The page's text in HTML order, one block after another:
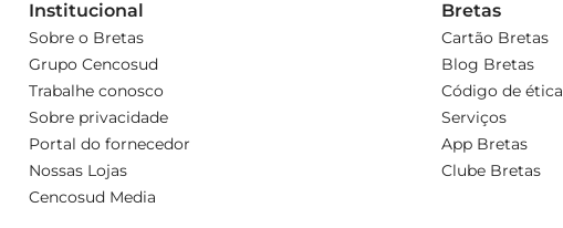
Institucional
Sobre o Bretas
Grupo Cencosud
Trabalhe conosco
Sobre privacidade
Portal do fornecedor
Nossas Lojas
Cencosud Media
Bretas
Cartão Bretas
Blog Bretas
Código de ética
Serviços
App Bretas
Clube Bretas